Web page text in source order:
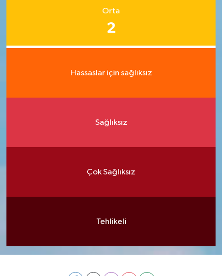
Orta
2
Hassaslar için sağlıksız
Sağlıksız
Çok Sağlıksız
Tehlikeli